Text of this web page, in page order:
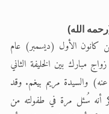
الله)
كانون الأول (ديسمبر) عام
مبارك بين الخليفة الثاني
والسيدة مريم بيغم. وقد
أنه سُئل مرة في طفولته من